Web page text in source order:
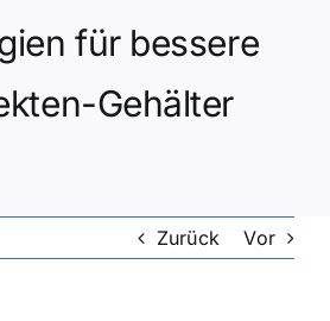
für bessere
Gehälter
Zurück Vor